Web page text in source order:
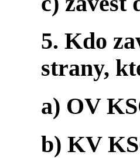
5. Kdo
strany,
a) OV
b) KV